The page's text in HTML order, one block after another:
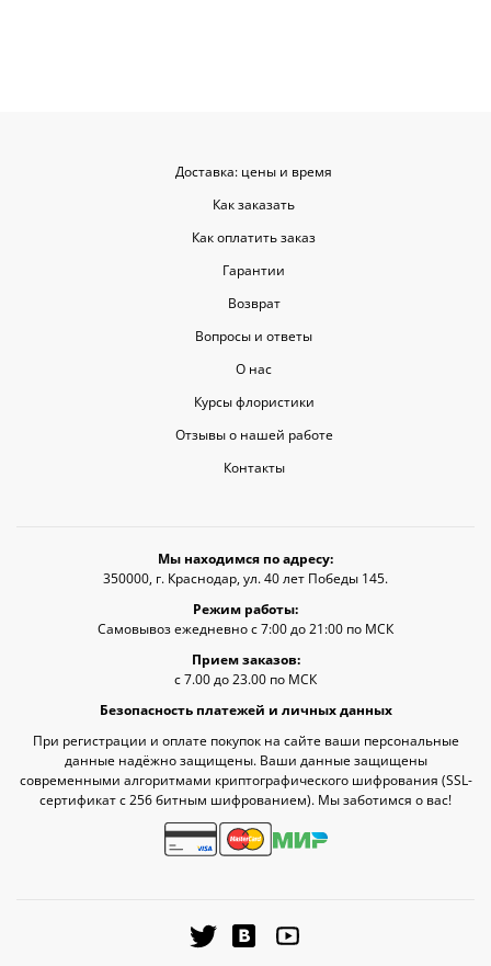
Доставка: цены и время
Как заказать
Как оплатить заказ
Гарантии
Возврат
Вопросы и ответы
О нас
Курсы флористики
Отзывы о нашей работе
Контакты
Мы находимся по адресу:
350000, г. Краснодар, ул. 40 лет Победы 145.
Режим работы:
Самовывоз ежедневно с 7:00 до 21:00 по МСК
Прием заказов:
с 7.00 до 23.00 по МСК
Безопасность платежей и личных данных
При регистрации и оплате покупок на сайте ваши персональные
данные надёжно защищены. Ваши данные защищены
современными алгоритмами криптографического шифрования (SSL-
сертификат c 256 битным шифрованием). Мы заботимся о вас!